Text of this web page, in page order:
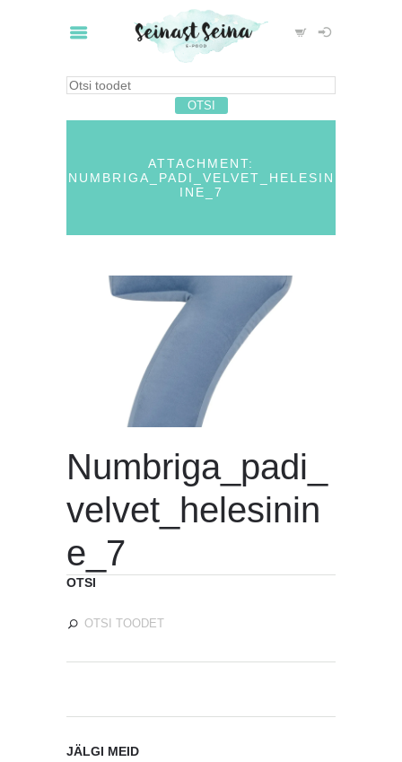
ATTACHMENT:
NUMBRIGA_PADI_VELVET_HELESIN
INE_7
Numbriga_padi_
velvet_helesinin
e_7
OTSI
JÄLGI MEID